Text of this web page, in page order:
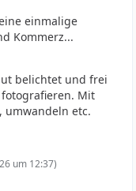
einmalige
Kommerz...
belichtet und frei
Mit
etc.
um 12:37)